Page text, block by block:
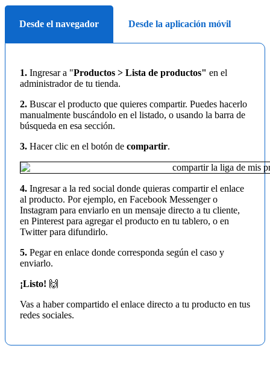
Desde el navegador Desde la aplicación móvil
1. Ingresar a "Productos > Lista de productos" en el
administrador de tu tienda.
2. Buscar el producto que quieres compartir. Puedes hacerlo
manualmente buscándolo en el listado, o usando la barra de
búsqueda en esa sección.
3. Hacer clic en el botón de compartir.
4. Ingresar a la red social donde quieras compartir el enlace
al producto. Por ejemplo, en Facebook Messenger o
Instagram para enviarlo en un mensaje directo a tu cliente,
en Pinterest para agregar el producto en tu tablero, o en
Twitter para difundirlo.
5. Pegar en enlace donde corresponda según el caso y
enviarlo.
¡Listo! 🙌
Vas a haber compartido el enlace directo a tu producto en tus
redes sociales.